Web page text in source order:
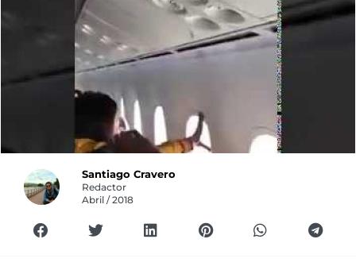
Santiago Cravero
Redactor
Abril / 2018